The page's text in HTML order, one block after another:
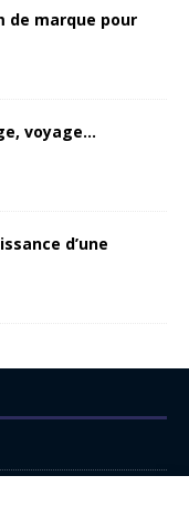
de marque pour
voyage…
d’une